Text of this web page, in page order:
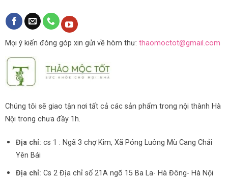
Mọi ý kiến đóng góp xin gửi về hòm thư: thaomoctot@gmail.com
Chúng tôi sẽ giao tận nơi tất cả các sản phẩm trong nội thành Hà
Nội trong chưa đầy 1h.
Địa chỉ: cs 1 : Ngã 3 chợ Kim, Xã Póng Luông Mù Cang Chải
Yên Bái
Địa chỉ: Cs 2 Địa chỉ số 21A ngõ 15 Ba La- Hà Đông- Hà Nội